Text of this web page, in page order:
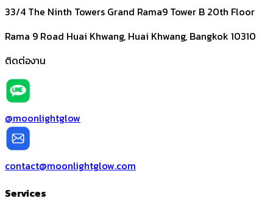
33/4 The Ninth Towers Grand Rama9 Tower B 20th Floor
Rama 9 Road Huai Khwang, Huai Khwang, Bangkok 10310
ติดต่องาน
@moonlightglow
contact@moonlightglow.com
Services